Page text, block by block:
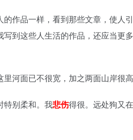
作品一样，看到那些文章，使
到这些人生活的作品，还应当
河面已不很宽，加之两面山岸很
特别柔和。我悲伤得很。远处狗又